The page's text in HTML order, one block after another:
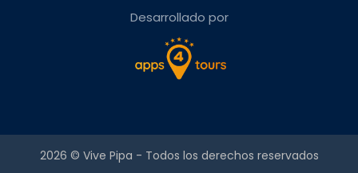
Desarrollado por
2026 © Vive Pipa - Todos los derechos reservados